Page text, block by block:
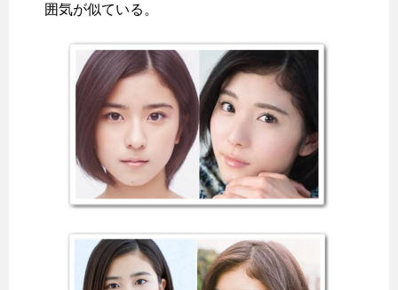
囲気が似ている。